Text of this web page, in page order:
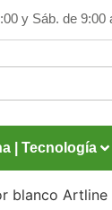
y Sáb. de 9:00
| Tecnología
blanco Artline